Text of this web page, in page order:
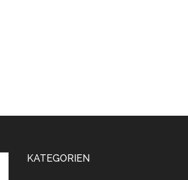
KATEGORIEN